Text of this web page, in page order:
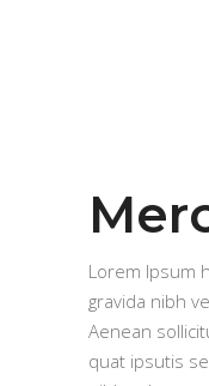
Lorem Ipsum
gravida nibh
Aenean
quat ipsutis